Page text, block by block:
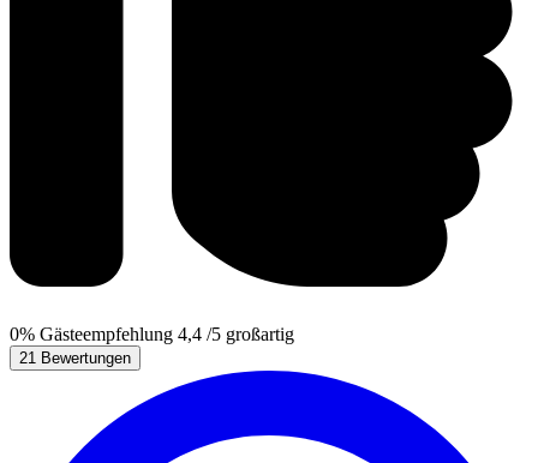
0% Gästeempfehlung 4,4 /5 großartig
21 Bewertungen